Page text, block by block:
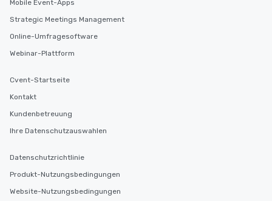
Mobile Event-Apps
Strategic Meetings Management
Online-Umfragesoftware
Webinar-Plattform
Cvent-Startseite
Kontakt
Kundenbetreuung
Ihre Datenschutzauswahlen
Datenschutzrichtlinie
Produkt-Nutzungsbedingungen
Website-Nutzungsbedingungen